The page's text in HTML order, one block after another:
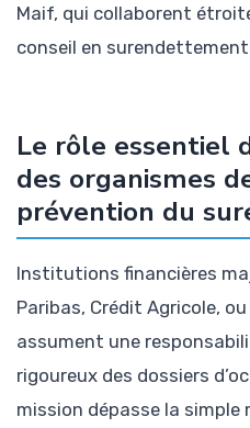
Maif, qui collaborent
conseil en
Le rôle essentiel
des organismes
prévention du
Institutions financières
Paribas, Crédit Agricole,
assument une
rigoureux des dossiers
mission dépasse la simple